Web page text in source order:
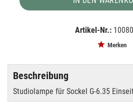
Artikel-Nr.:
Merken
Beschreibung
Studiolampe für Sockel G-6.35